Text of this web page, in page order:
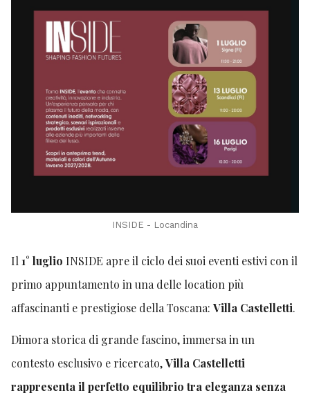
INSIDE - Locandina
Il1° luglio INSIDE apre il ciclo dei suoi eventi estivi con il
primo appuntamento in una delle location più
affascinanti e prestigiose della Toscana: Villa Castelletti.
Dimora storica di grande fascino, immersa in un
contesto esclusivo e ricercato,Villa Castelletti
rappresenta il perfetto equilibrio tra eleganza senza